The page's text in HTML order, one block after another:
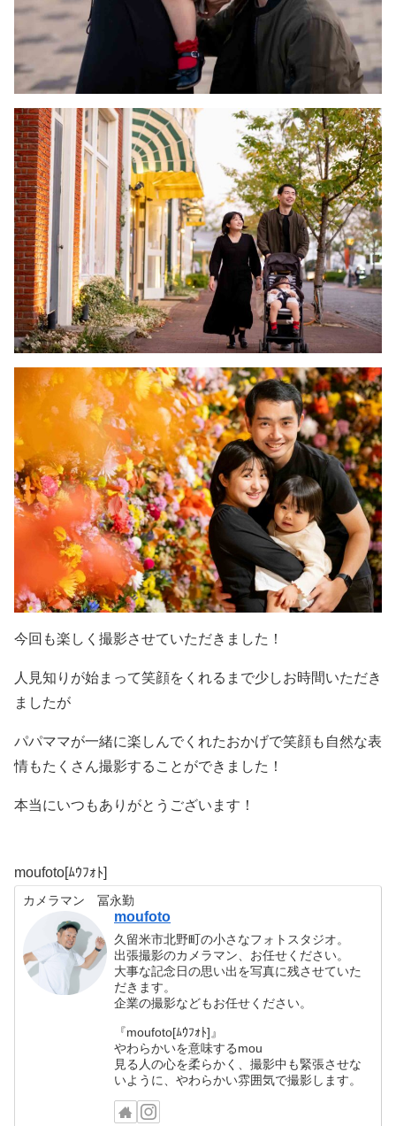
今回も楽しく撮影させていただきました！
人見知りが始まって笑顔をくれるまで少しお時間いただき
ましたが
パパママが一緒に楽しんでくれたおかげで笑顔も自然な表
情もたくさん撮影することができました！
本当にいつもありがとうございます！
moufoto[ﾑｳﾌｫﾄ]
カメラマン 冨永勤
moufoto
久留米市北野町の小さなフォトスタジオ。
出張撮影のカメラマン、お任せください。
大事な記念日の思い出を写真に残させていた
だきます。
企業の撮影などもお任せください。
『moufoto[ﾑｳﾌｫﾄ]』
やわらかいを意味するmou
見る人の心を柔らかく、撮影中も緊張させな
いように、やわらかい雰囲気で撮影します。